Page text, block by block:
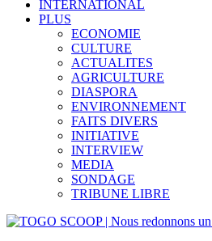
INTERNATIONAL
PLUS
ECONOMIE
CULTURE
ACTUALITES
AGRICULTURE
DIASPORA
ENVIRONNEMENT
FAITS DIVERS
INITIATIVE
INTERVIEW
MEDIA
SONDAGE
TRIBUNE LIBRE